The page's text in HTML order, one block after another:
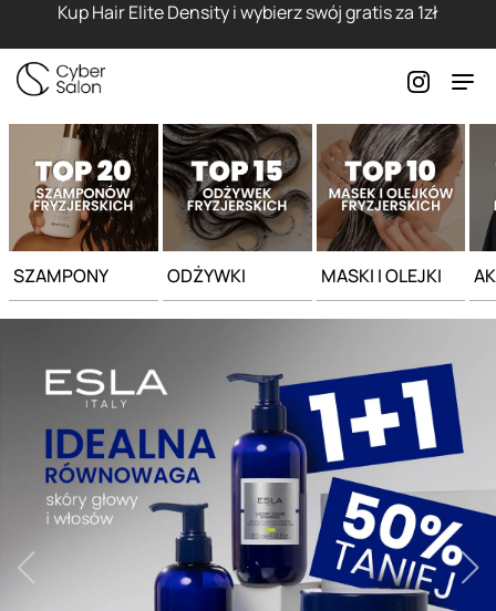
Kup Hair Elite Density i wybierz swój gratis za 1zł
SZAMPONY ODŻYWKI MASKI I OLEJKI
Strona główna - Cyber Salon